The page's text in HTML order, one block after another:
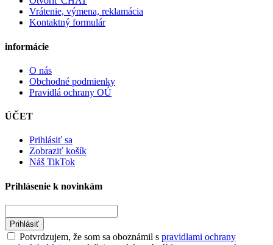
Vrátenie, výmena, reklamácia
Kontaktný formulár
informácie
O nás
Obchodné podmienky
Pravidlá ochrany OÚ
ÚČET
Prihlásiť sa
Zobraziť košík
Náš TikTok
Prihlásenie k novinkám
Prihlásiť
Potvrdzujem, že som sa oboznámil s pravidlami ochrany